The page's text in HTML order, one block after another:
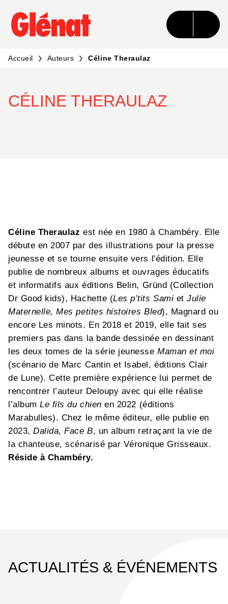
MENU RECHERCHE CONTENU
PIED DE PAGE
Accueil Auteurs Céline Theraulaz
CÉLINE THERAULAZ
Céline Theraulaz est née en 1980 à Chambéry. Elle
débute en 2007 par des illustrations pour la presse
jeunesse et se tourne ensuite vers l'édition. Elle
publie de nombreux albums et ouvrages éducatifs
et informatifs aux éditions Belin, Gründ (Collection
Dr Good kids), Hachette (Les p’tits Sami etJulie
Maternelle, Mes petites histoires Bled), Magnard ou
encore Les minots. En 2018 et 2019, elle fait ses
premiers pas dans la bande dessinée en dessinant
les deux tomes de la série jeunesseMaman et moi
(scénario de Marc Cantin et Isabel, éditions Clair
de Lune). Cette première expérience lui permet de
rencontrer l’auteur Deloupy avec qui elle réalise
l’albumLe fils du chien en 2022 (éditions
Marabulles). Chez le même éditeur, elle publie en
2023,Dalida, Face B, un album retraçant la vie de
la chanteuse, scénarisé par Véronique Grisseaux.
Réside à Chambéry.
ACTUALITÉS & ÉVÉNEMENTS